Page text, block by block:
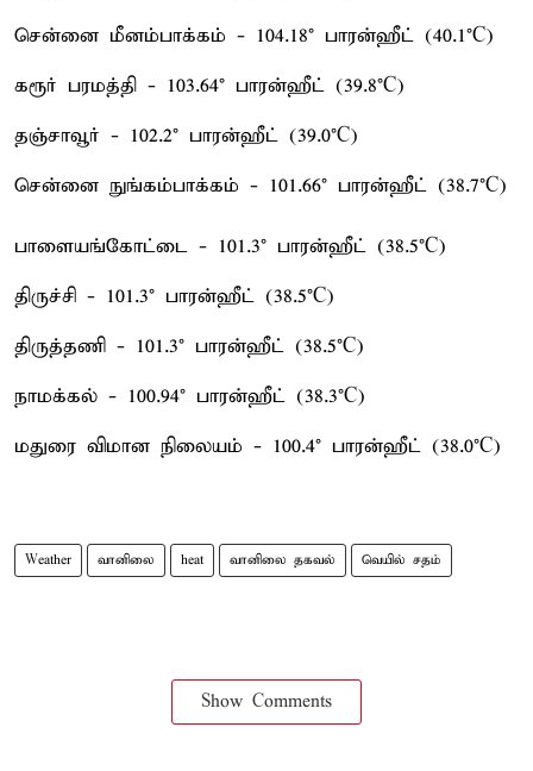
சென்னை மீனம்பாக்கம் - 104.18° பாரன்ஹீட் (40.1°C)
கரூர் பரமத்தி - 103.64° பாரன்ஹீட் (39.8°C)
தஞ்சாவூர் - 102.2° பாரன்ஹீட் (39.0°C)
சென்னை நுங்கம்பாக்கம் - 101.66° பாரன்ஹீட் (38.7°C)
பாளையங்கோட்டை - 101.3° பாரன்ஹீட் (38.5°C)
திருச்சி - 101.3° பாரன்ஹீட் (38.5°C)
திருத்தணி - 101.3° பாரன்ஹீட் (38.5°C)
நாமக்கல் - 100.94° பாரன்ஹீட் (38.3°C)
மதுரை விமான நிலையம் - 100.4° பாரன்ஹீட் (38.0°C)
Weather வானிலை heat வானிலை தகவல் வெயில் சதம்
Show Comments